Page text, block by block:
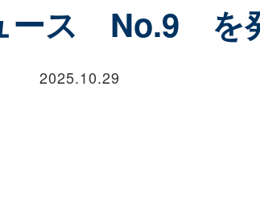
ース No.9 を
2025.10.29